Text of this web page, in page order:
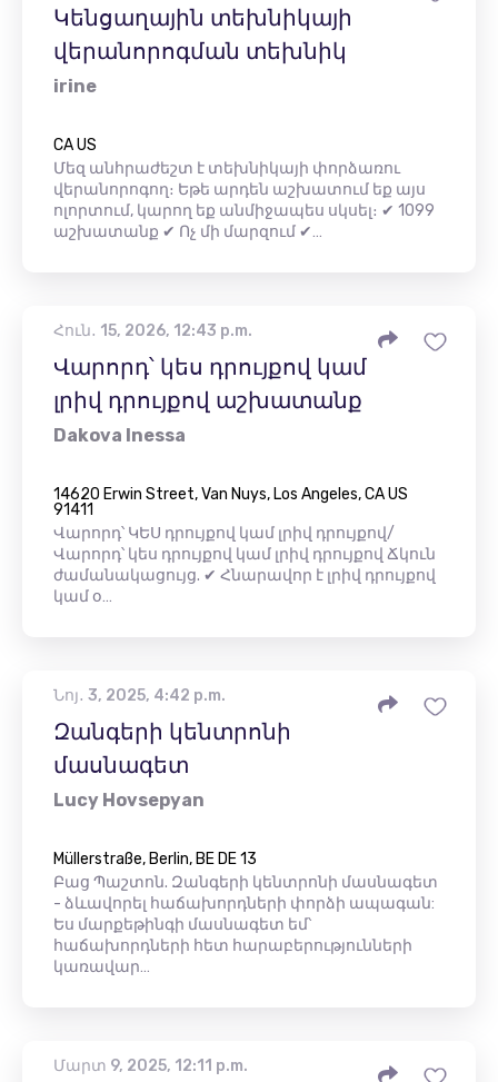
Կենցաղային տեխնիկայի
վերանորոգման տեխնիկ
irine
CA US
Մեզ անհրաժեշտ է տեխնիկայի փորձառու
վերանորոգող։ Եթե ​​արդեն աշխատում եք այս
ոլորտում, կարող եք անմիջապես սկսել։ ✔ 1099
աշխատանք ✔ Ոչ մի մարզում ✔…
Հուն․ 15, 2026, 12:43 p.m.
Վարորդ՝ կես դրույքով կամ
լրիվ դրույքով աշխատանք
Dakova Inessa
14620 Erwin Street, Van Nuys, Los Angeles, CA US
91411
Վարորդ՝ ԿԵՍ դրույքով կամ լրիվ դրույքով/
Վարորդ՝ կես դրույքով կամ լրիվ դրույքով Ճկուն
ժամանակացույց. ✔ Հնարավոր է լրիվ դրույքով
կամ օ…
Նոյ․ 3, 2025, 4:42 p.m.
Զանգերի կենտրոնի
մասնագետ
Lucy Hovsepyan
Müllerstraße, Berlin, BE DE 13
Բաց Պաշտոն. Զանգերի կենտրոնի մասնագետ
- ձևավորել հաճախորդների փորձի ապագան:
Ես մարքեթինգի մասնագետ եմ՝
հաճախորդների հետ հարաբերությունների
կառավար…
Մարտ 9, 2025, 12:11 p.m.